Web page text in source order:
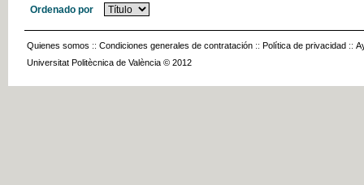
Ordenado por
Quienes somos :: Condiciones generales de contratación :: Política de privacidad ::
Universitat Politècnica de València © 2012